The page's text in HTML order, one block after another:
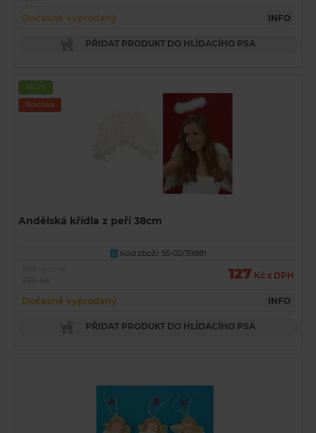
Dočasně vyprodaný INFO
PŘIDAT PRODUKT DO HLÍDACÍHO PSA
Akční
Novinka
Andělská křídla z peří 38cm
U Kód zboží: 55-02/39881
127 Kč s DPH
Dočasně vyprodaný INFO
PŘIDAT PRODUKT DO HLÍDACÍHO PSA